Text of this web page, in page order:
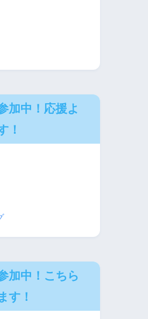
加中！応援よ
！
加中！こちら
す！